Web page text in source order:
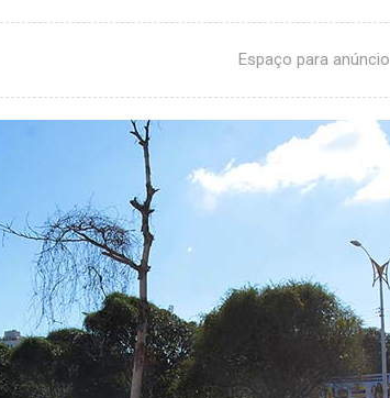
Espaço para anúncio